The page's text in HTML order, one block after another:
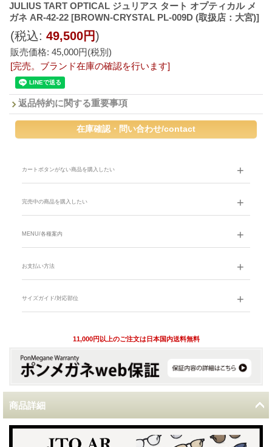
JULIUS TART OPTICAL ジュリアス タート オプティカル メ
ガネ AR-42-22 [BROWN-CRYSTAL PL-009D (取扱店：大宮)]
販売価格: 45,000円(税別)
(税込: 49,500円)
[完売。ブランド在庫の確認を行います]
返品特約に関する重要事項
カートボタンがない商品を購入したい
完売中の商品を購入したい
MENU/各種案内
お支払い方法
サイズガイド/対応部位
11,000円以上のご注文は日本国内送料無料
商品詳細